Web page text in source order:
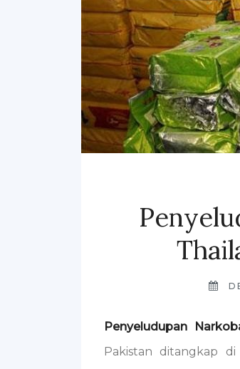
Penyeludupan
Pakistan ditangkap